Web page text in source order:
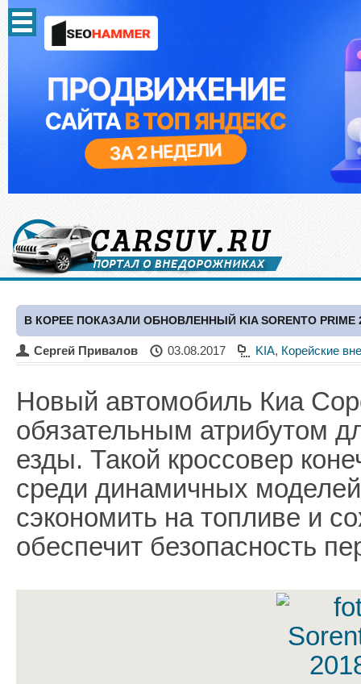
В КОРЕЕ ПОКАЗАЛИ ОБНОВЛЕННЫЙ KIA SORENTO PRIME
Сергей Привалов 03.08.2017 KIA, Корейские
Новый автомобиль Киа
обязательным атрибутом
езды. Такой кроссовер
среди динамичных
сэкономить на топливе и
обеспечит безопасность